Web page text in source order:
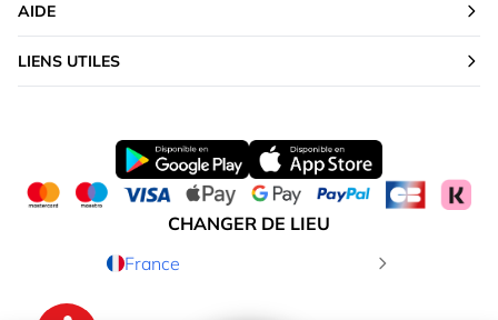
AIDE
LIENS UTILES
CHANGER DE LIEU
France